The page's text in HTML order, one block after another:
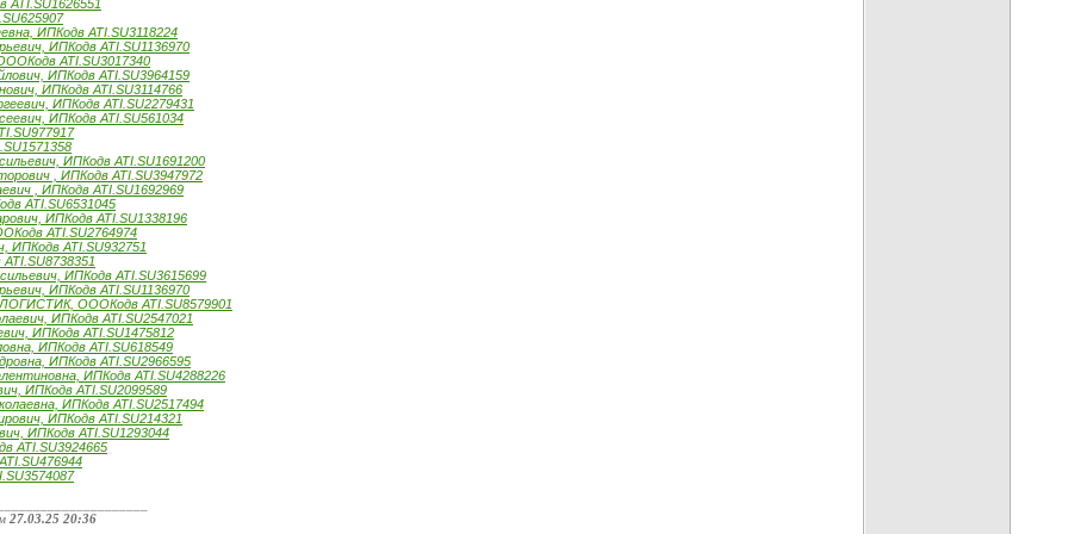
ИПКодв ATI.SU3118224
ИПКодв ATI.SU1136970
ATI.SU3017340
ИПКодв ATI.SU3964159
ИПКодв ATI.SU3114766
ИПКодв ATI.SU2279431
ИПКодв ATI.SU561034
ИПКодв ATI.SU1691200
, ИПКодв ATI.SU3947972
, ИПКодв ATI.SU1692969
ATI.SU6531045
ИПКодв ATI.SU1338196
ATI.SU2764974
ИПКодв ATI.SU932751
ИПКодв ATI.SU3615699
ИПКодв ATI.SU1136970
ОООКодв ATI.SU8579901
ИПКодв ATI.SU2547021
ИПКодв ATI.SU1475812
ИПКодв ATI.SU618549
ИПКодв ATI.SU2966595
ИПКодв ATI.SU4288226
ИПКодв ATI.SU2099589
ИПКодв ATI.SU2517494
ИПКодв ATI.SU214321
ИПКодв ATI.SU1293044
ATI.SU3924665
27.03.25 20:36